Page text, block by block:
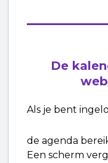
Agenda delen in
De
Als je bent
de agenda
Een scherm